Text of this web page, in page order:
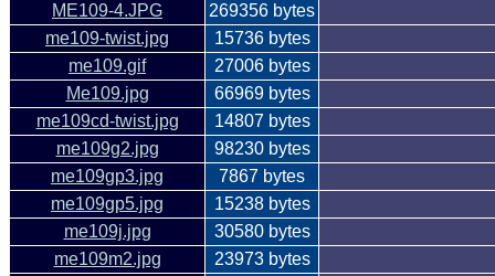
ME109-4.JPG
269356 bytes
me109-twist.jpg
15736 bytes
me109.gif
27006 bytes
Me109.jpg
66969 bytes
me109cd-twist.jpg
14807 bytes
me109g2.jpg
98230 bytes
me109gp3.jpg
7867 bytes
me109gp5.jpg
15238 bytes
me109j.jpg
30580 bytes
me109m2.jpg
23973 bytes